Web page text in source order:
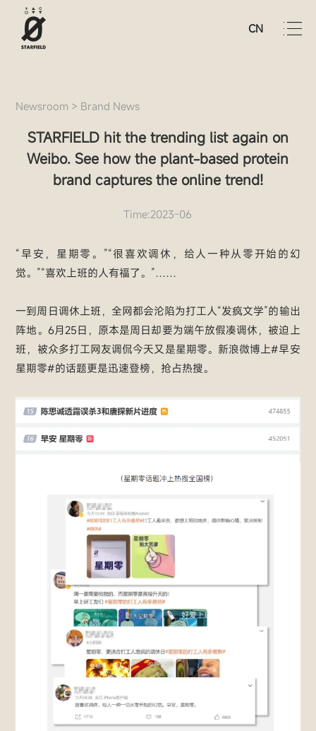
CN
Newsroom > Brand News
STARFIELD hit the trending list again on
Weibo. See how the plant-based protein
brand captures the online trend!
Time:2023-06
“早安，星期零。”“很喜欢调休，给人一种从零开始的幻
觉。”“喜欢上班的人有福了。”……
一到周日调休上班，全网都会沦陷为打工人“发疯文学”的输出
阵地。6月25日，原本是周日却要为端午放假凑调休，被迫上
班，被众多打工网友调侃今天又是星期零。新浪微博上#早安
星期零#的话题更是迅速登榜，抢占热搜。